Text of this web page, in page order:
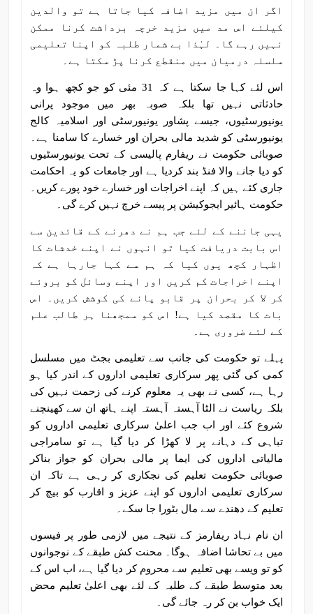
اگر ان میں مزید اضافہ کیا جاتا ہے تو والدین
کیلئے اس مد میں مزید خرچہ برداشت کرنا ممکن
نہیں رہے گا۔ لہٰذا بے شمار طلبہ کو اپنا تعلیمی
سلسلہ درمیان میں منقطع کرنا پڑ سکتا ہے۔
اس لئے کہا جا سکتا ہے کہ 31 مئی کو جو کچھ ہوا وہ
حادثاتی نہیں تھا بلکہ صوبہ بھر میں موجود پرانی
یونیورسٹیوں، جیسے پشاور یونیورسٹی اور اسلامیہ کالج
یونیورسٹی کو شدید مالی بحران اور خسارے کا سامنا ہے۔
صوبائی حکومت نے ریفارم پالیسی کے تحت یونیورسٹیوں
کو دیا جانے والا فنڈ بند کردیا ہے اور جامعات کو یہ احکامت
جاری کئے ہیں کہ اپنے اخراجات اور خسارے خود پورے کریں۔
حکومت ہائیر ایجوکیشن پر پیسے خرچ نہیں کرے گی۔
یہی جاننے کے لئے جب ہم نے دھرنے کے قائدین سے
اس بابت دریافت کیا تو انہوں نے اپنے خدشات کا
اظہار کچھ یوں کیا کہ ہم سے کہا جارہا ہے کہ
اپنے اخراجات کم کریں اور اپنے وسائل کو بروئے
کر لا کر بحران پر قابو پانے کی کوشش کریں۔ اس
بات کا مقصد کیا ہے! اس کو سمجھنا ہر طالب علم
کے لئے ضروری ہے۔
پہلے تو حکومت کی جانب سے تعلیمی بجٹ میں مسلسل
کمی کی گئی پھر سرکاری تعلیمی اداروں کے اندر کیا ہو
رہا ہے، کسی نے بھی یہ معلوم کرنے کی زحمت نہیں کی
بلکہ ریاست نے الٹا آہستہ آہستہ اپنے ہاتھ ان سے کھینچنے
شروع کئے اور اب جب اعلیٰ سرکاری تعلیمی اداروں کو
تباہی کے دہانے پر لا کھڑا کر دیا گیا ہے تو سامراجی
مالیاتی اداروں کی ایما پر مالی بحران کو جواز بناکر
صوبائی حکومت تعلیم کی نجکاری کر رہی ہے تاکہ ان
سرکاری تعلیمی اداروں کو اپنے عزیز و اقارب کو بیچ کر
تعلیم کے دھندے سے مال بٹورا جا سکے۔
ان نام نہاد ریفارمز کے نتیجے میں لازمی طور پر فیسوں
میں بے تحاشا اضافہ ہوگا۔ محنت کش طبقے کے نوجوانوں
کو تو ویسے بھی تعلیم سے محروم کر دیا گیا ہے، اب اس کے
بعد متوسط طبقے کے طلبہ کے لئے بھی اعلیٰ تعلیم محض
ایک خواب بن کر رہ جائے گی۔